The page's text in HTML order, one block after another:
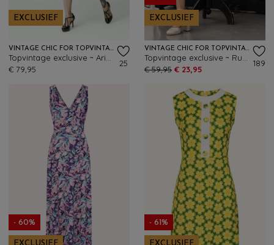
EXCLUSIEF
VINTAGE CHIC FOR TOPVINTAGE
€ 79,95
25
EXCLUSIEF
VINTAGE CHIC FOR TOPVINTAGE
€ 59,95 € 23,95
189
- 60% - 61%